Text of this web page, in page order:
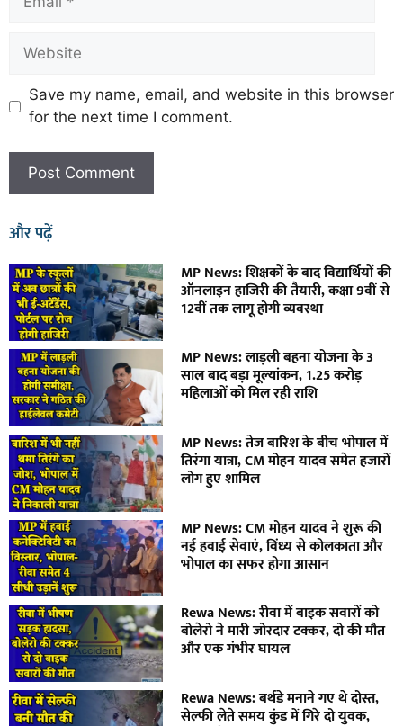
Save my name, email, and website in this browser
for the next time I comment.
और पढ़ें
MP News: शिक्षकों के बाद विद्यार्थियों की
ऑनलाइन हाजिरी की तैयारी, कक्षा 9वीं से
12वीं तक लागू होगी व्यवस्था
MP News: लाड़ली बहना योजना के 3
साल बाद बड़ा मूल्यांकन, 1.25 करोड़
महिलाओं को मिल रही राशि
MP News: तेज बारिश के बीच भोपाल में
तिरंगा यात्रा, CM मोहन यादव समेत हजारों
लोग हुए शामिल
MP News: CM मोहन यादव ने शुरू की
नई हवाई सेवाएं, विंध्य से कोलकाता और
भोपाल का सफर होगा आसान
Rewa News: रीवा में बाइक सवारों को
बोलेरो ने मारी जोरदार टक्कर, दो की मौत
और एक गंभीर घायल
Rewa News: बर्थडे मनाने गए थे दोस्त,
सेल्फी लेते समय कुंड में गिरे दो युवक,